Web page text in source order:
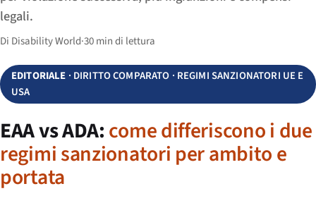
legali.
Di Disability World·30 min di lettura
EDITORIALE · DIRITTO COMPARATO · REGIMI SANZIONATORI UE E
USA
EAA vs ADA:come differiscono i due
regimi sanzionatori per ambito e
portata